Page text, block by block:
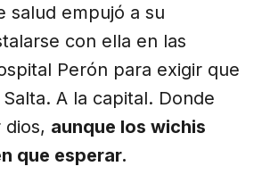
salud empujó a su
con ella en las
Perón para exigir que
A la capital. Donde
aunque los wichis
que esperar.